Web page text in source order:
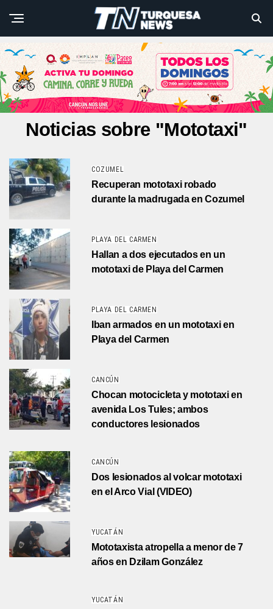
Noticias sobre "Mototaxi"
COZUMEL
Recuperan mototaxi robado
durante la madrugada en Cozumel
PLAYA DEL CARMEN
Hallan a dos ejecutados en un
mototaxi de Playa del Carmen
PLAYA DEL CARMEN
Iban armados en un mototaxi en
Playa del Carmen
CANCÚN
Chocan motocicleta y mototaxi en
avenida Los Tules; ambos
conductores lesionados
CANCÚN
Dos lesionados al volcar mototaxi
en el Arco Vial (VIDEO)
YUCATÁN
Mototaxista atropella a menor de 7
años en Dzilam González
YUCATÁN